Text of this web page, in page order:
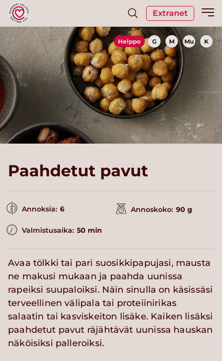
Extranet
Helppo G M Mu K
Paahdetut pavut
Annoksia: 6 Annoskoko: 90 g
Valmistusaika: 50 min
Avaa tölkki tai pari suosikkipapujasi, mausta
ne makusi mukaan ja paahda uunissa
rapeiksi suupaloiksi. Näin sinulla on käsissäsi
terveellinen välipala tai proteiinirikas
salaatin tai kasviskeiton lisäke. Kaiken lisäksi
paahdetut pavut räjähtävät uunissa hauskan
näköisiksi palleroiksi.